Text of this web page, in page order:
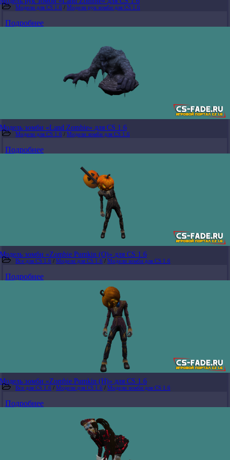
Модели для CS 1.6 / Модели рук зомби для CS 1.6
Подробнее
Модель зомби «Land Zombie» для CS 1.6
Модели для CS 1.6 / Модели зомби для CS 1.6
Подробнее
Модель зомби «Zombie Pumkin (O)» для CS 1.6
Все для CS 1.6 / Модели для CS 1.6 / Модели зомби для CS 1.6
Подробнее
Модель зомби «Zombie Pumkin (H)» для CS 1.6
Все для CS 1.6 / Модели для CS 1.6 / Модели зомби для CS 1.6
Подробнее